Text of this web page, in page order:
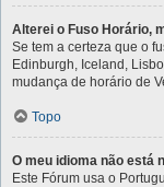
Alterei o Fuso Horário,
Se tem a certeza que o
Edinburgh, Iceland,
mudança de horário de
Topo
O meu idioma não está
Este Fórum usa o